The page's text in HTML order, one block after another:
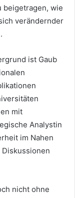
beigetragen, wie
verändernder
ist Gaub
mit
Analystin
im Nahen
nicht ohne